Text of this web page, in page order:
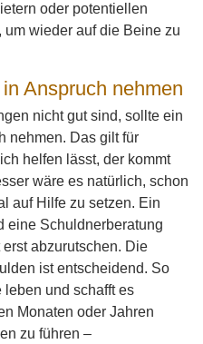
oder potentiellen
wieder auf die Beine zu
Anspruch nehmen
nicht gut sind, sollte ein
nehmen. Das gilt für
helfen lässt, der kommt
wäre es natürlich, schon
auf Hilfe zu setzen. Ein
eine Schuldnerberatung
abzurutschen. Die
ist entscheidend. So
leben und schafft es
Monaten oder Jahren
zu führen –